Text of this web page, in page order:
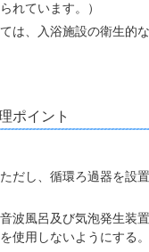
れています。）
は、入浴施設の衛生的
ポイント
だし、循環ろ過器を設置
波風呂及び気泡発生装
使用しないようにする。